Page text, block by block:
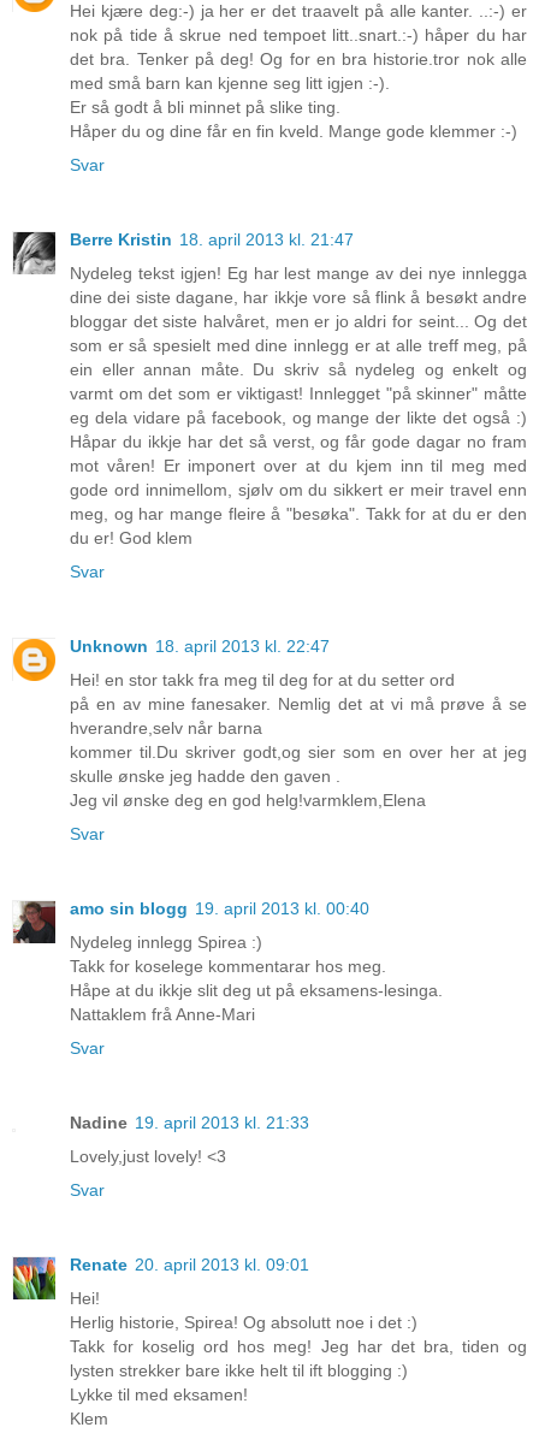
Hei kjære deg:-) ja her er det traavelt på alle kanter. ..:-) er
nok på tide å skrue ned tempoet litt..snart.:-) håper du har
det bra. Tenker på deg! Og for en bra historie.tror nok alle
med små barn kan kjenne seg litt igjen :-).
Er så godt å bli minnet på slike ting.
Håper du og dine får en fin kveld. Mange gode klemmer :-)
Svar
Berre Kristin 18. april 2013 kl. 21:47
Nydeleg tekst igjen! Eg har lest mange av dei nye innlegga
dine dei siste dagane, har ikkje vore så flink å besøkt andre
bloggar det siste halvåret, men er jo aldri for seint... Og det
som er så spesielt med dine innlegg er at alle treff meg, på
ein eller annan måte. Du skriv så nydeleg og enkelt og
varmt om det som er viktigast! Innlegget "på skinner" måtte
eg dela vidare på facebook, og mange der likte det også :)
Håpar du ikkje har det så verst, og får gode dagar no fram
mot våren! Er imponert over at du kjem inn til meg med
gode ord innimellom, sjølv om du sikkert er meir travel enn
meg, og har mange fleire å "besøka". Takk for at du er den
du er! God klem
Svar
Unknown 18. april 2013 kl. 22:47
Hei! en stor takk fra meg til deg for at du setter ord
på en av mine fanesaker. Nemlig det at vi må prøve å se
hverandre,selv når barna
kommer til.Du skriver godt,og sier som en over her at jeg
skulle ønske jeg hadde den gaven .
Jeg vil ønske deg en god helg!varmklem,Elena
Svar
amo sin blogg 19. april 2013 kl. 00:40
Nydeleg innlegg Spirea :)
Takk for koselege kommentarar hos meg.
Håpe at du ikkje slit deg ut på eksamens-lesinga.
Nattaklem frå Anne-Mari
Svar
Nadine 19. april 2013 kl. 21:33
Lovely,just lovely! <3
Svar
Renate 20. april 2013 kl. 09:01
Hei!
Herlig historie, Spirea! Og absolutt noe i det :)
Takk for koselig ord hos meg! Jeg har det bra, tiden og
lysten strekker bare ikke helt til ift blogging :)
Lykke til med eksamen!
Klem